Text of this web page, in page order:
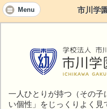
Menu 市川学
一人ひとりが持つ（その子
い個性」をじっくりよく見